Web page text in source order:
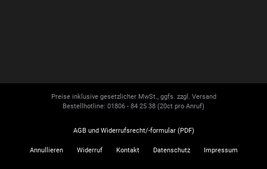
Preise inklusive gesetzlicher MwSt., ggfs. zzgl. Versand
Bestellhotline: 01806 - 84 25 38 (20ct pro Anruf)
AGB und Widerrufsrecht/-formular (PDF)
Annullieren Widerruf Kontakt Datenschutz Impressum